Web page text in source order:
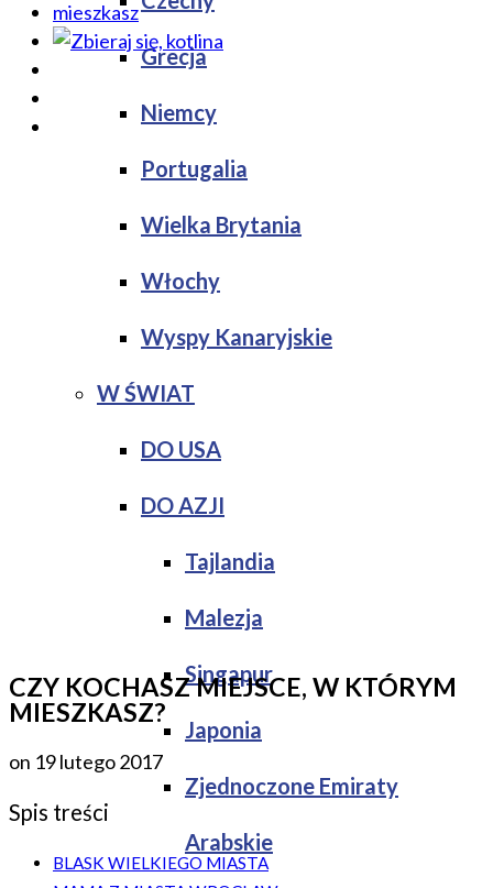
Grecja
Niemcy
Portugalia
Wielka Brytania
Włochy
Wyspy Kanaryjskie
W ŚWIAT
DO USA
DO AZJI
Tajlandia
Malezja
Singapur
Japonia
Zjednoczone Emiraty
Arabskie
CZY KOCHASZ MIEJSCE, W KTÓRYM
MIESZKASZ?
on 19 lutego 2017
Spis treści
BLASK WIELKIEGO MIASTA